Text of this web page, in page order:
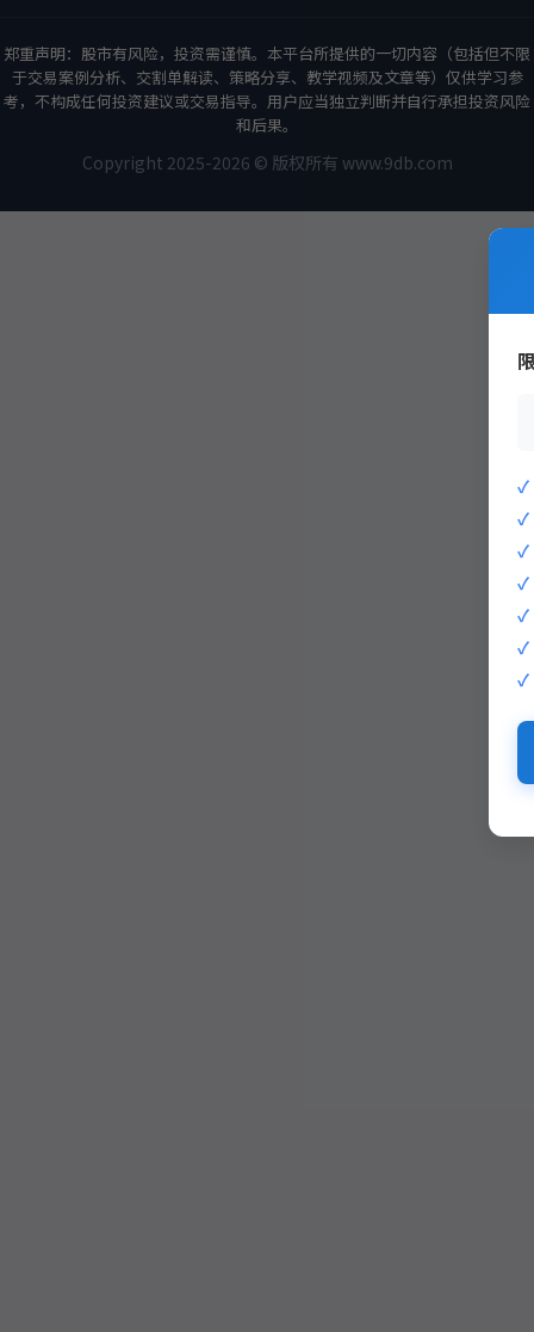
郑重声明：股市有风险，投资需谨慎。本平台所提供的一切内容（包括但不限
于交易案例分析、交割单解读、策略分享、教学视频及文章等）仅供学习参
考，不构成任何投资建议或交易指导。用户应当独立判断并自行承担投资风险
和后果。
Copyright 2025-2026 © 版权所有 www.9db.com